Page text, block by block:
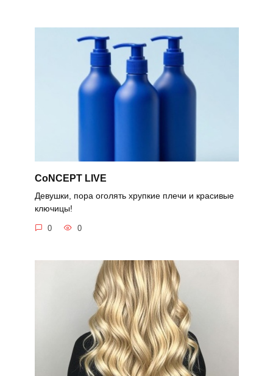
CoNCEPT LIVE
Девушки, пора оголять хрупкие плечи и красивые
ключицы!
0 0